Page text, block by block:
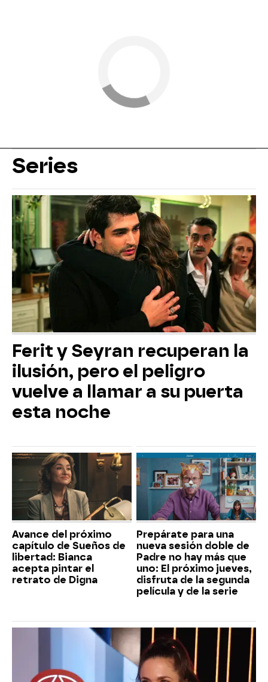
Series
Ferit y Seyran recuperan la
ilusión, pero el peligro
vuelve a llamar a su puerta
esta noche
Avance del próximo
capítulo de Sueños de
libertad: Bianca
acepta pintar el
retrato de Digna
Prepárate para una
nueva sesión doble de
Padre no hay más que
uno: El próximo jueves,
disfruta de la segunda
película y de la serie